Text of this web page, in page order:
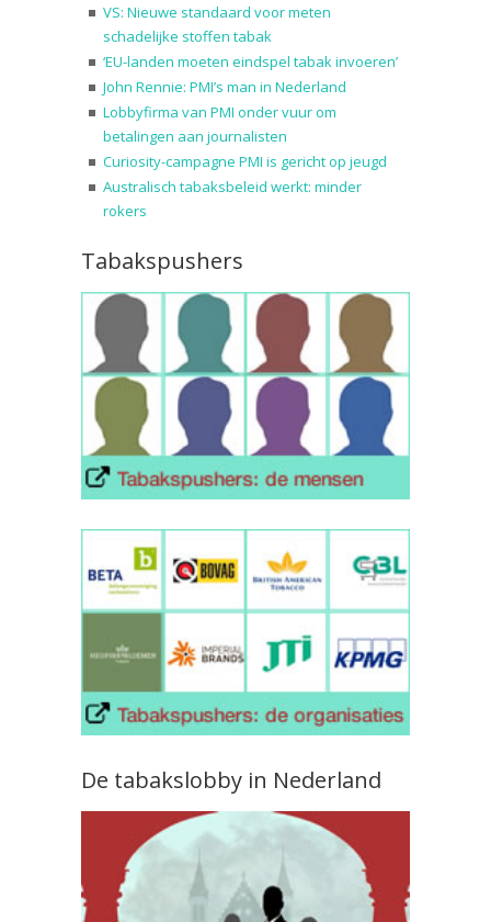
VS: Nieuwe standaard voor meten
schadelijke stoffen tabak
‘EU-landen moeten eindspel tabak invoeren’
John Rennie: PMI’s man in Nederland
Lobbyfirma van PMI onder vuur om
betalingen aan journalisten
Curiosity-campagne PMI is gericht op jeugd
Australisch tabaksbeleid werkt: minder
rokers
Tabakspushers
De tabakslobby in Nederland